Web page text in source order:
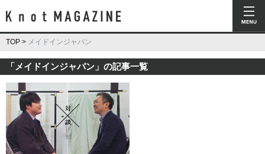
Knot Magazine ノットマガジン
TOP > メイドインジャパン
「メイドインジャパン」の記事一覧